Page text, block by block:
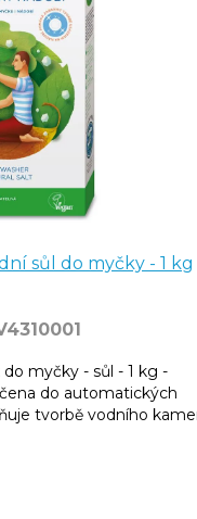
sůl do myčky - 1 kg
myčky - sůl - 1 kg -
do automatických
tvorbě vodního